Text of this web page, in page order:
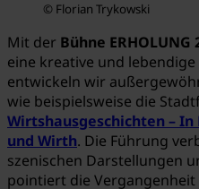
© Florian Trykowski
Mit der Bühne ERHOLUNG
eine kreative und
entwickeln wir
wie beispielsweise die
Wirtshausgeschichten – In
und Wirth. Die Führung
szenischen Darstellungen
pointiert die